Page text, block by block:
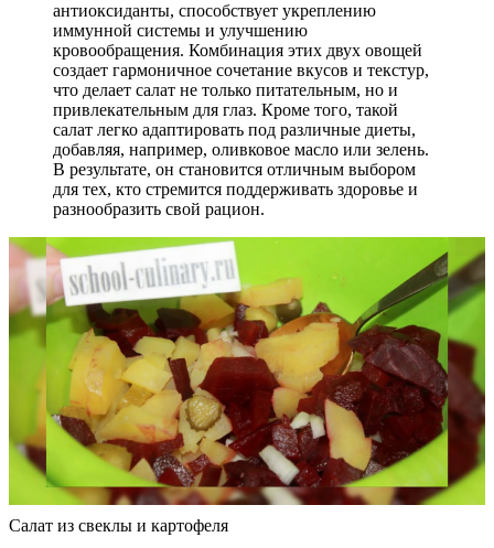
антиоксиданты, способствует укреплению
иммунной системы и улучшению
кровообращения. Комбинация этих двух овощей
создает гармоничное сочетание вкусов и текстур,
что делает салат не только питательным, но и
привлекательным для глаз. Кроме того, такой
салат легко адаптировать под различные диеты,
добавляя, например, оливковое масло или зелень.
В результате, он становится отличным выбором
для тех, кто стремится поддерживать здоровье и
разнообразить свой рацион.
Салат из свеклы и картофеля